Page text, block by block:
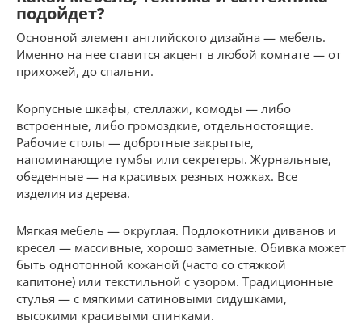
подойдет?
Основной элемент английского дизайна — мебель.
Именно на нее ставится акцент в любой комнате — от
прихожей, до спальни.
Корпусные шкафы, стеллажи, комоды — либо
встроенные, либо громоздкие, отдельностоящие.
Рабочие столы — добротные закрытые,
напоминающие тумбы или секретеры. Журнальные,
обеденные — на красивых резных ножках. Все
изделия из дерева.
Мягкая мебель — округлая. Подлокотники диванов и
кресел — массивные, хорошо заметные. Обивка может
быть однотонной кожаной (часто со стяжкой
капитоне) или текстильной с узором. Традиционные
стулья — с мягкими сатиновыми сидушками,
высокими красивыми спинками.